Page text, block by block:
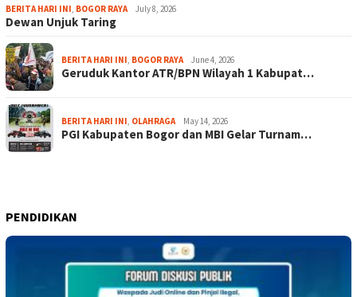
BERITA HARI INI, BOGOR RAYA July 8, 2026
Dewan Unjuk Taring
BERITA HARI INI, BOGOR RAYA June 4, 2026
Geruduk Kantor ATR/BPN Wilayah 1 Kabupat…
BERITA HARI INI, OLAHRAGA May 14, 2026
PGI Kabupaten Bogor dan MBI Gelar Turnam…
PENDIDIKAN